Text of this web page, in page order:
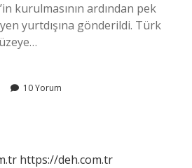
kurulmasının ardından pek
yurtdışına gönderildi. Türk
10 Yorum
https://deh.com.tr